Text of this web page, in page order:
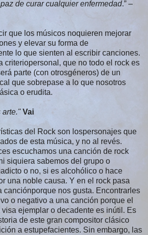
de curar cualquier enfermedad.” –
que los músicos noquieren mejorar
y elevar su forma de
lo que sienten al escribir canciones.
criteriopersonal, que no todo el rock es
parte (con otrosgéneros) de un
que sobrepase a lo que nosotros
o erudita.
arte." Vai
del Rock son lospersonajes que
de esta música, y no al revés.
escuchamos una canción de rock
siquiera sabemos del grupo o
o no, si es alcohólico o hace
una noble causa. Y en el rock pasa
canciónporque nos gusta. Encontrarles
o negativo a una canción porque el
ejemplar o decadente es inútil. Es
de este gran compositor clásico
a estupefacientes. Sin embargo, las